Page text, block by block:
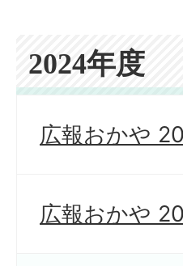
2024年度
広報おかや
広報おかや